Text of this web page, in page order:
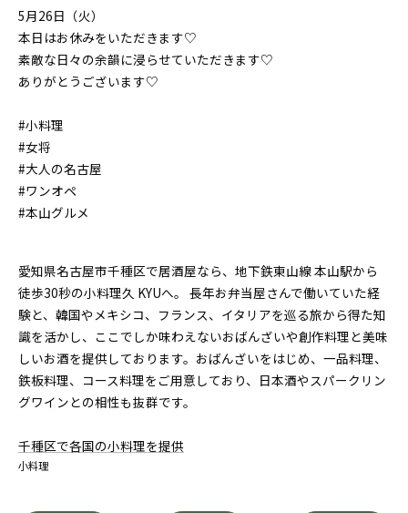
5月26日（火）
本日はお休みをいただきます♡
素敵な日々の余韻に浸らせていただきます♡
ありがとうございます♡
#小料理
#女将
#大人の名古屋
#ワンオペ
#本山グルメ
愛知県名古屋市千種区で居酒屋なら、地下鉄東山線 本山駅から
徒歩30秒の小料理久 KYUへ。 長年お弁当屋さんで働いていた経
験と、韓国やメキシコ、フランス、イタリアを巡る旅から得た知
識を活かし、ここでしか味わえないおばんざいや創作料理と美味
しいお酒を提供しております。おばんざいをはじめ、一品料理、
鉄板料理、コース料理をご用意しており、日本酒やスパークリン
グワインとの相性も抜群です。
千種区で各国の小料理を提供
小料理